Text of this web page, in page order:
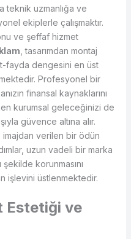
teknik uzmanlığa ve
ekiplerle çalışmaktır.
ve şeffaf hizmet
, tasarımdan montaj
fayda dengesini en üst
Profesyonel bir
finansal kaynaklarını
kurumsal geleceğinizi de
güvence altına alır.
imajdan verilen bir ödün
uzun vadeli bir marka
korunmasını
işlevini üstlenmektedir.
Estetiği ve